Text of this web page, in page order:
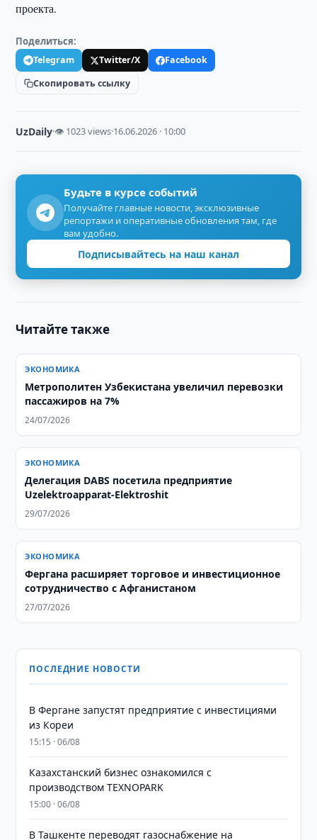
проекта.
Поделиться:
Telegram Twitter/X
Facebook
Скопировать ссылку
UzDaily·👁 1023 views·16.06.2026 · 10:00
Будьте в курсе событий
Получайте главные новости, эксклюзивные
репортажи и оперативные обновления там, где
вам удобно.
Подписывайтесь на наш канал
Читайте также
ЭКОНОМИКА
Метрополитен Узбекистана увеличил перевозки
пассажиров на 7%
24/07/2026
ЭКОНОМИКА
Делегация DABS посетила предприятие
Uzelektroapparat-Elektroshit
29/07/2026
ЭКОНОМИКА
Фергана расширяет торговое и инвестиционное
сотрудничество с Афганистаном
27/07/2026
ПОСЛЕДНИЕ НОВОСТИ
В Фергане запустят предприятие с инвестициями
из Кореи
15:15 · 06/08
Казахстанский бизнес ознакомился с
производством TEXNOPARK
15:00 · 06/08
В Ташкенте переводят газоснабжение на